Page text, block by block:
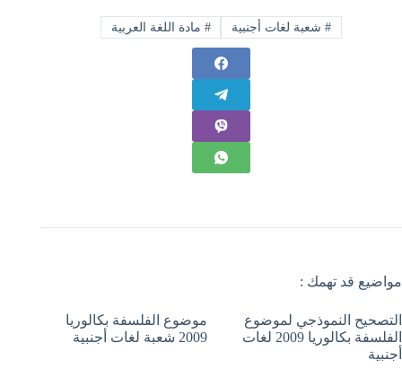
#شعبة لغات أجنبية # مادة اللغة العربية
مواضيع قد تهمك :
التصحيح النموذجي لموضوع
الفلسفة بكالوريا 2009 لغات
أجنبية
موضوع الفلسفة بكالوريا
2009 شعبة لغات أجنبية